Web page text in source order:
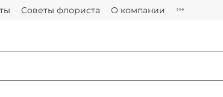
Советы флориста О компании